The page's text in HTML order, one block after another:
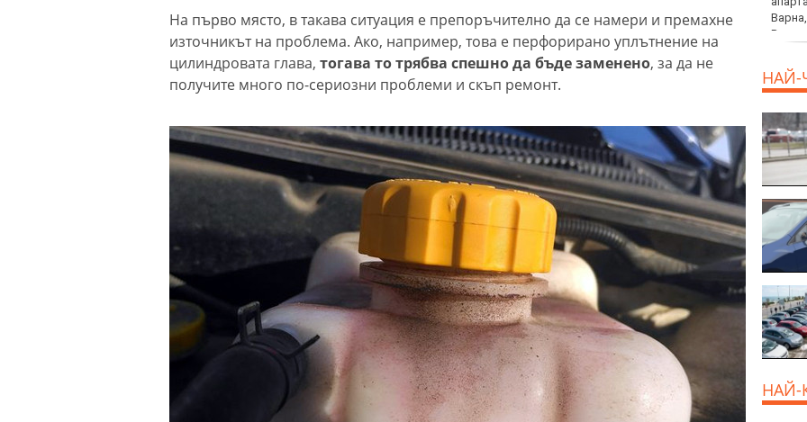
На първо място, в такава ситуация е препоръчително да се намери и премахне
източникът на проблема. Ако, например, това е перфорирано уплътнение на
цилиндровата глава, тогава то трябва спешно да бъде заменено, за да не
получите много по-сериозни проблеми и скъп ремонт.
НАЙ-
НАЙ-